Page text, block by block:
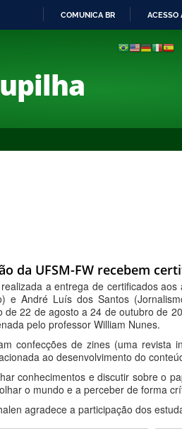
PARA
COMUNICA BR ACESSO
da UFSM-FW recebem
a entrega de certificados
e André Luís dos Santos
22 de agosto a 24 de outubro de
pelo professor William Nunes.
confecções de zines (uma revista
ao desenvolvimento do
conhecimentos e discutir sobre o
o mundo e a perceber de forma
agradece a participação dos